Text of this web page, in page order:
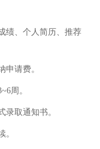
绩、个人简历、推荐
申请费。
周。
录取通知书。
。